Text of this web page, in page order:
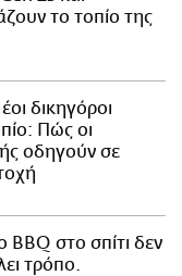
το τοπίο της
δικηγόροι
Πώς οι
οδηγούν σε
BBQ στο σπίτι δεν
τρόπο.